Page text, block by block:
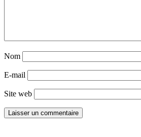
Nom
E-mail
Site web